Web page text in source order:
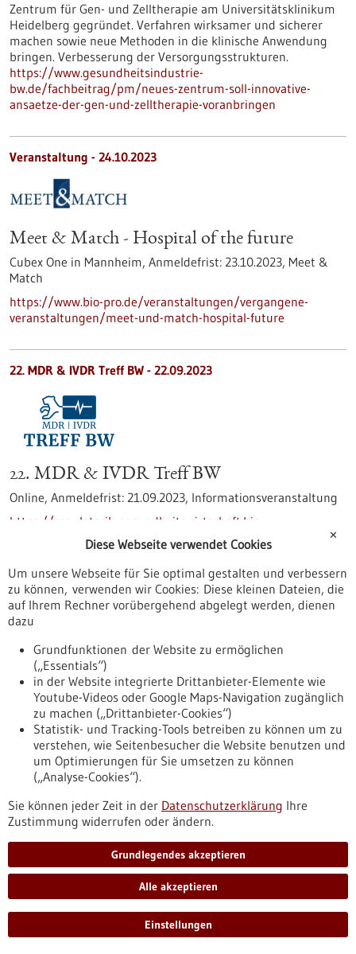
Zentrum für Gen- und Zelltherapie am Universitätsklinikum
Heidelberg gegründet. Verfahren wirksamer und sicherer
machen sowie neue Methoden in die klinische Anwendung
bringen. Verbesserung der Versorgungsstrukturen.
https://www.gesundheitsindustrie-
bw.de/fachbeitrag/pm/neues-zentrum-soll-innovative-
ansaetze-der-gen-und-zelltherapie-voranbringen
Veranstaltung - 24.10.2023
Meet & Match - Hospital of the future
Cubex One in Mannheim, Anmeldefrist: 23.10.2023, Meet &
Match
https://www.bio-pro.de/veranstaltungen/vergangene-
veranstaltungen/meet-und-match-hospital-future
22. MDR & IVDR Treff BW - 22.09.2023
22. MDR & IVDR Treff BW
Online, Anmeldefrist: 21.09.2023, Informationsveranstaltung
https://regulatorik-gesundheitswirtschaft.bio-
pro.de/veranstaltungen/vergangene-veranstaltungen/22-
mdr-und-ivdr-treff-bw
Pressemitteilung - 12.07.2023
Mastzellen als Sensor: Rätselhafte
Immunzellen helfen, schädliche Allergene zu
vermeiden
Die Funktion der zum Immunsystem zählenden Mastzellen ist
bis heute rätselhaft. Wissenschaftlerinnen und
Wissenschaftler im Deutschen Krebsforschungszentrum
(DKFZ) zeigen nun an Mäusen: Mastzellen funktionieren als
Sensor, der den Tieren signalisiert, Antigene, einschließlich
schädlicher Allergene, zu vermeiden und sich dadurch vor
gesundheitsgefährdenden Entzündungsreaktionen zu
schützen.
https://www.gesundheitsindustrie-
immunzellen-helfen-schaedliche-allergene-zu-vermeiden
Pressemitteilung - 11.07.2023
Gips-Schüle-Nachwuchspreis für
✕
Diese Webseite verwendet Cookies
Um unsere Webseite für Sie optimal gestalten und verbessern
zu können, verwenden wir Cookies: Diese kleinen Dateien, die
auf Ihrem Rechner vorübergehend abgelegt werden, dienen
dazu
Grundfunktionen der Website zu ermöglichen
(„Essentials“)
in der Website integrierte Drittanbieter-Elemente wie
Youtube-Videos oder Google Maps-Navigation zugänglich
zu machen („Drittanbieter-Cookies“)
Statistik- und Tracking-Tools betreiben zu können um zu
verstehen, wie Seitenbesucher die Website benutzen und
um Optimierungen für Sie umsetzen zu können
(„Analyse-Cookies“).
Sie können jeder Zeit in der Datenschutzerklärung Ihre
Zustimmung widerrufen oder ändern.
Grundlegendes akzeptieren
Alle akzeptieren
Einstellungen